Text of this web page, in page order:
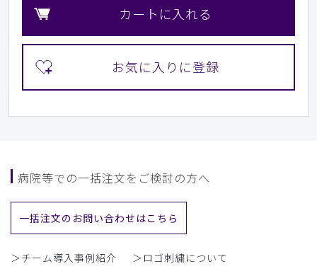
ウエストバックをつけるのでスクラブ、パンツともにそれも
希望があるとしたらポケットです。ボールペンを入れるには
浅くて、クリップが挟まりませんでした。胸ポケットにPHS
首の留めがあると腰のポケットもスリムにできそうです。ち
ク/L
役に立った
​1 ​2 ​3 ​4
カートに入れる
病院等での一括注文をご検討の方へ
一括注文のお問い合わせはこちら
＞チーム導入事例紹介 ＞ロゴ刺繍について